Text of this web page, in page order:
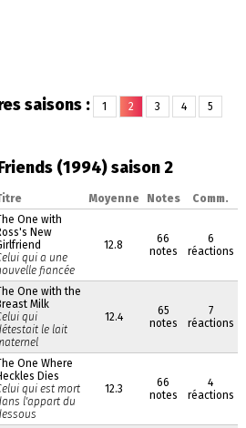
saisons : 1 2 3 4
5
(1994) saison 2
Moyenne Notes Comm.
One with
New
qui a une
fiancée
12.8
66
notes
6
réactions
One with the
Milk
qui
le lait
12.4
65
notes
7
réactions
One Where
Dies
qui est mort
l'appart du
12.3
66
notes
4
réactions